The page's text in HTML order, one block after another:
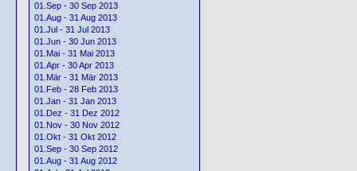
01.Sep - 30 Sep 2013
01.Aug - 31 Aug 2013
01.Jul - 31 Jul 2013
01.Jun - 30 Jun 2013
01.Mai - 31 Mai 2013
01.Apr - 30 Apr 2013
01.Mär - 31 Mär 2013
01.Feb - 28 Feb 2013
01.Jan - 31 Jan 2013
01.Dez - 31 Dez 2012
01.Nov - 30 Nov 2012
01.Okt - 31 Okt 2012
01.Sep - 30 Sep 2012
01.Aug - 31 Aug 2012